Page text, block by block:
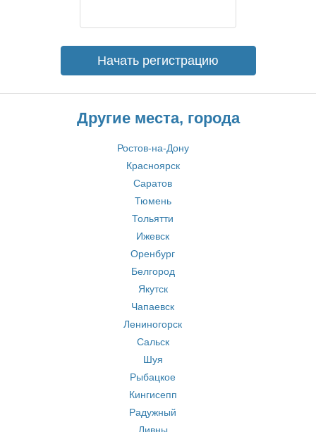
Начать регистрацию
Другие места, города
Ростов-на-Дону
Красноярск
Саратов
Тюмень
Тольятти
Ижевск
Оренбург
Белгород
Якутск
Чапаевск
Лениногорск
Сальск
Шуя
Рыбацкое
Кингисепп
Радужный